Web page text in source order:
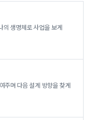
의 생명체로 사업을 보게
주며 다음 설계 방향을 찾게